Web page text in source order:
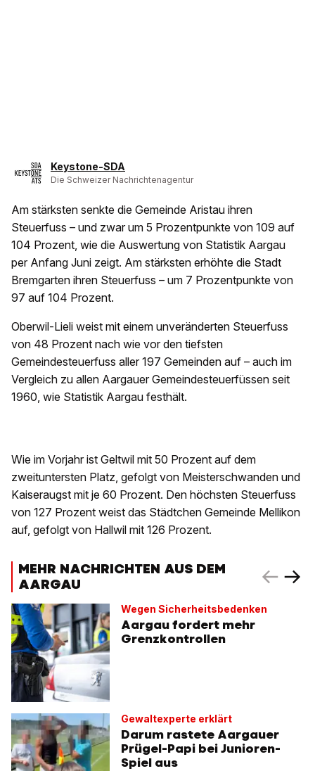
Keystone-SDA
Die Schweizer Nachrichtenagentur
Am stärksten senkte die Gemeinde Aristau ihren
Steuerfuss – und zwar um 5 Prozentpunkte von 109 auf
104 Prozent, wie die Auswertung von Statistik Aargau
per Anfang Juni zeigt. Am stärksten erhöhte die Stadt
Bremgarten ihren Steuerfuss – um 7 Prozentpunkte von
97 auf 104 Prozent.
Oberwil-Lieli weist mit einem unveränderten Steuerfuss
von 48 Prozent nach wie vor den tiefsten
Gemeindesteuerfuss aller 197 Gemeinden auf – auch im
Vergleich zu allen Aargauer Gemeindesteuerfüssen seit
1960, wie Statistik Aargau festhält.
Wie im Vorjahr ist Geltwil mit 50 Prozent auf dem
zweituntersten Platz, gefolgt von Meisterschwanden und
Kaiseraugst mit je 60 Prozent. Den höchsten Steuerfuss
von 127 Prozent weist das Städtchen Gemeinde Mellikon
auf, gefolgt von Hallwil mit 126 Prozent.
MEHR NACHRICHTEN AUS DEM
AARGAU
Wegen Sicherheitsbedenken
Aargau fordert mehr
Grenzkontrollen
Gewaltexperte erklärt
Darum rastete Aargauer
Prügel-Papi bei Junioren-
Spiel aus